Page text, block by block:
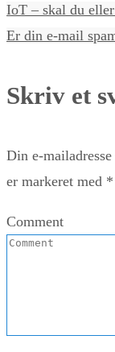
IoT – skal du
Er din e-mail
Skriv et
Din e-
er markeret med *
Comment